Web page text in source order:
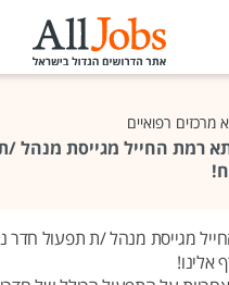
מרכזים רפואיים
רמת החייל מגייסת מנהל /
מגייסת מנהל /ת תפעול חדר